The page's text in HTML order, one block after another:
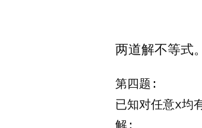
两道解不等式。
第四题:
已知对任意x